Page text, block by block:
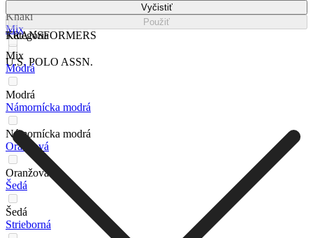
TRANSFORMERS
U.S. POLO ASSN.
Khaki
Mix
Mix
Modrá
Modrá
Námornícka modrá
Námornícka modrá
Oranžová
Oranžová
Šedá
Šedá
Strieborná
Vyčistiť
Použiť
Kategória